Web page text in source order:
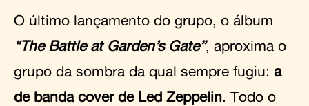
O último lançamento do grupo, o álbum
“The Battle at Garden’s Gate”, aproxima o
grupo da sombra da qual sempre fugiu: a
de banda cover de Led Zeppelin. Todo o